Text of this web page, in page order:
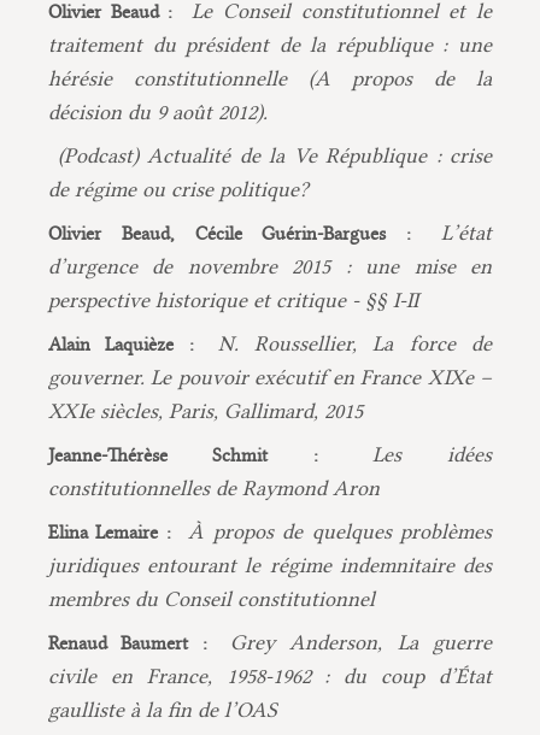
Olivier Beaud :
Le Conseil constitutionnel et le
traitement du président de la république : une
hérésie constitutionnelle (A propos de la
décision du 9 août 2012).
(Podcast) Actualité de la Ve République : crise
de régime ou crise politique?
Olivier Beaud, Cécile Guérin-Bargues :
L’état
d’urgence de novembre 2015 : une mise en
perspective historique et critique - §§ I-II
Alain Laquièze :
N. Roussellier, La force de
gouverner. Le pouvoir exécutif en France XIXe –
XXIe siècles, Paris, Gallimard, 2015
Jeanne-Thérèse Schmit :
Les idées
constitutionnelles de Raymond Aron
Elina Lemaire :
À propos de quelques problèmes
juridiques entourant le régime indemnitaire des
membres du Conseil constitutionnel
Renaud Baumert :
Grey Anderson, La guerre
civile en France, 1958-1962 : du coup d’État
gaulliste à la fin de l’OAS